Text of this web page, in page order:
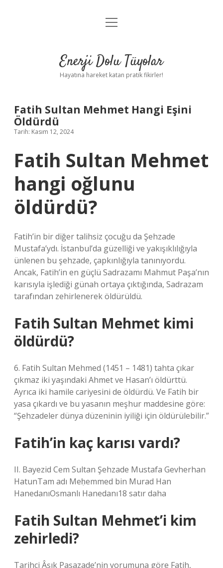
Anasayfa
Yasal Uyarı
menüyü
Enerji Dolu Tüyolar
Hayatına hareket katan pratik fikirler!
Fatih Sultan Mehmet Hangi Eşini
Öldürdü
Tarih: Kasım 12, 2024
Fatih Sultan Mehmet
hangi oğlunu
öldürdü?
Fatih’in bir diğer talihsiz çocuğu da Şehzade
Mustafa’ydı. İstanbul’da güzelliği ve yakışıklılığıyla
ünlenen bu şehzade, çapkınlığıyla tanınıyordu.
Ancak, Fatih’in en güçlü Sadrazamı Mahmut Paşa’nın
karısıyla işlediği günah ortaya çıktığında, Sadrazam
tarafından zehirlenerek öldürüldü.
Fatih Sultan Mehmet kimi
öldürdü?
6. Fatih Sultan Mehmed (1451 – 1481) tahta çıkar
çıkmaz iki yaşındaki Ahmet ve Hasan’ı öldürttü.
Ayrıca iki hamile cariyesini de öldürdü. Ve Fatih bir
yasa çıkardı ve bu yasanın meşhur maddesine göre:
“Şehzadeler dünya düzeninin iyiliği için öldürülebilir.”
Fatih’in kaç karısı vardı?
II. Bayezid Cem Sultan Şehzade Mustafa Gevherhan
HatunTam adı Meḥemmed bin Murad Han
HanedanıOsmanlı Hanedanı18 satır daha
Fatih Sultan Mehmet’i kim
zehirledi?
Tarihçi Âşık Paşazade’nin yorumuna göre Fatih,